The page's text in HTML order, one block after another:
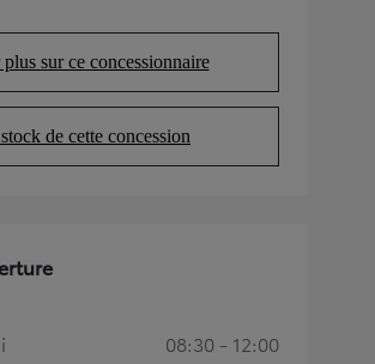
sur ce concessionnaire
(Opens in new tab)
de cette concession
(Opens in new tab)
08:30 - 12:00